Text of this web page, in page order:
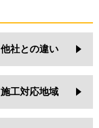
他社との違い
施工対応地域